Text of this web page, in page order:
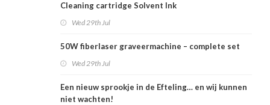
Cleaning cartridge Solvent Ink
Wed 29th Jul
50W fiberlaser graveermachine – complete set
Wed 29th Jul
Een nieuw sprookje in de Efteling… en wij kunnen
niet wachten!